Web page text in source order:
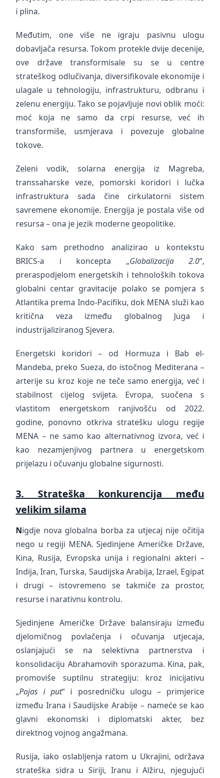
i plina.
Međutim, one više ne igraju pasivnu ulogu
dobavljača resursa. Tokom protekle dvije decenije,
ove države transformisale su se u centre
strateškog odlučivanja, diversifikovale ekonomije i
ulagale u tehnologiju, infrastrukturu, odbranu i
zelenu energiju. Tako se pojavljuje novi oblik moći:
moć koja ne samo da crpi resurse, već ih
transformiše, usmjerava i povezuje globalne
tokove.
Zeleni vodik, solarna energija iz Magreba,
transsaharske veze, pomorski koridori i lučka
infrastruktura sada čine cirkulatorni sistem
savremene ekonomije. Energija je postala više od
resursa – ona je jezik moderne geopolitike.
Kako sam prethodno analizirao u kontekstu
BRICS-a i koncepta „Globalizacija 2.0“,
preraspodjelom energetskih i tehnoloških tokova
globalni centar gravitacije polako se pomjera s
Atlantika prema Indo-Pacifiku, dok MENA služi kao
kritična veza između globalnog Juga i
industrijaliziranog Sjevera.
Energetski koridori – od Hormuza i Bab el-
Mandeba, preko Sueza, do istočnog Mediterana –
arterije su kroz koje ne teče samo energija, već i
stabilnost cijelog svijeta. Evropa, suočena s
vlastitom energetskom ranjivošću od 2022.
godine, ponovno otkriva stratešku ulogu regije
MENA – ne samo kao alternativnog izvora, već i
kao nezamjenjivog partnera u energetskom
prijelazu i očuvanju globalne sigurnosti.
3. Strateška konkurencija među
velikim silama
Nigdje nova globalna borba za utjecaj nije očitija
nego u regiji MENA. Sjedinjene Američke Države,
Kina, Rusija, Evropska unija i regionalni akteri –
Indija, Iran, Turska, Saudijska Arabija, Izrael, Egipat
i drugi – istovremeno se takmiče za prostor,
resurse i narativnu kontrolu.
Sjedinjene Američke Države balansiraju između
djelomičnog povlačenja i očuvanja utjecaja,
oslanjajući se na selektivna partnerstva i
konsolidaciju Abrahamovih sporazuma. Kina, pak,
promoviše suptilnu strategiju: kroz inicijativu
„Pojas i put“ i posredničku ulogu – primjerice
između Irana i Saudijske Arabije – nameće se kao
glavni ekonomski i diplomatski akter, bez
direktnog vojnog angažmana.
Rusija, iako oslabljenja ratom u Ukrajini, održava
strateška sidra u Siriji, Iranu i Alžiru, njegujući